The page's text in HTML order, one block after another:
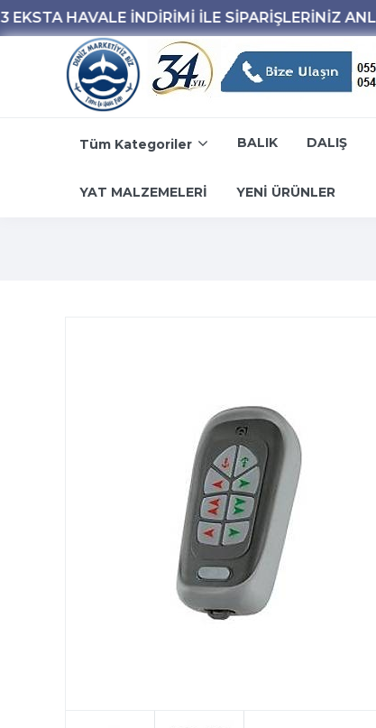
Tüm Kategoriler BALIK DALIŞ
YAT MALZEMELERİ YENİ ÜRÜNLER